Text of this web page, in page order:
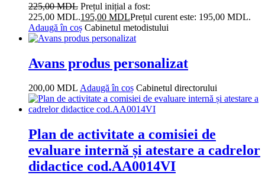
225,00MDL Prețul inițial a fost:
225,00 MDL.195,00 MDLPrețul curent este: 195,00 MDL.
Adaugă în coș Cabinetul metodistului
Avans produs personalizat
200,00 MDL Adaugă în coș Cabinetul directorului
Plan de activitate a comisiei de
evaluare internă și atestare a cadrelor
didactice cod.AA0014VI